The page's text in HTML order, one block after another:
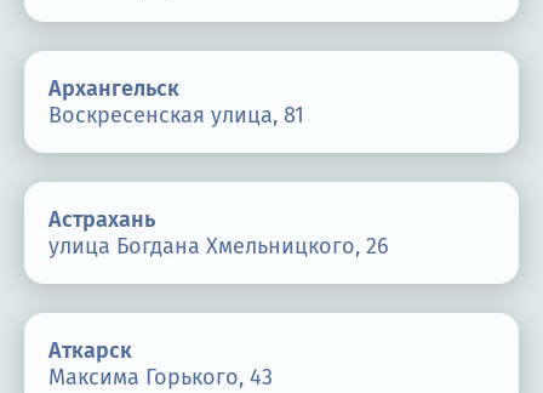
Архангельск
Воскресенская улица, 81
Астрахань
улица Богдана Хмельницкого, 26
Аткарск
Максима Горького, 43